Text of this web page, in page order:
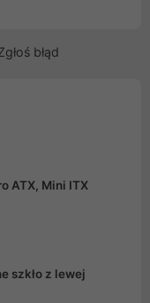
błąd
ATX, Mini ITX
szkło z lewej